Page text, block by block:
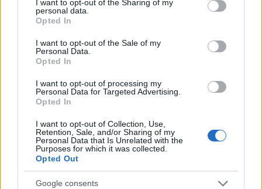
I want to opt-out of the Sharing of my
personal data.
Opted In
I want to opt-out of the Sale of my
Personal Data.
Opted In
I want to opt-out of processing my
Personal Data for Targeted Advertising.
Opted In
I want to opt-out of Collection, Use,
Retention, Sale, and/or Sharing of my
Personal Data that Is Unrelated with the
Purposes for which it was collected.
Opted Out
Google consents
avevano portato le tariffe sulle merci indiane fino
al 50 per cento.
Leggi anche:
Trump sarà pazzo, ma i fatti stanno dalla sua
Prima il Venezuela, poi l’Iran. Ma il vero
obiettivo di Trump è un altro